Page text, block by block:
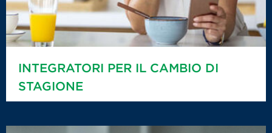
INTEGRATORI PER IL CAMBIO DI
STAGIONE